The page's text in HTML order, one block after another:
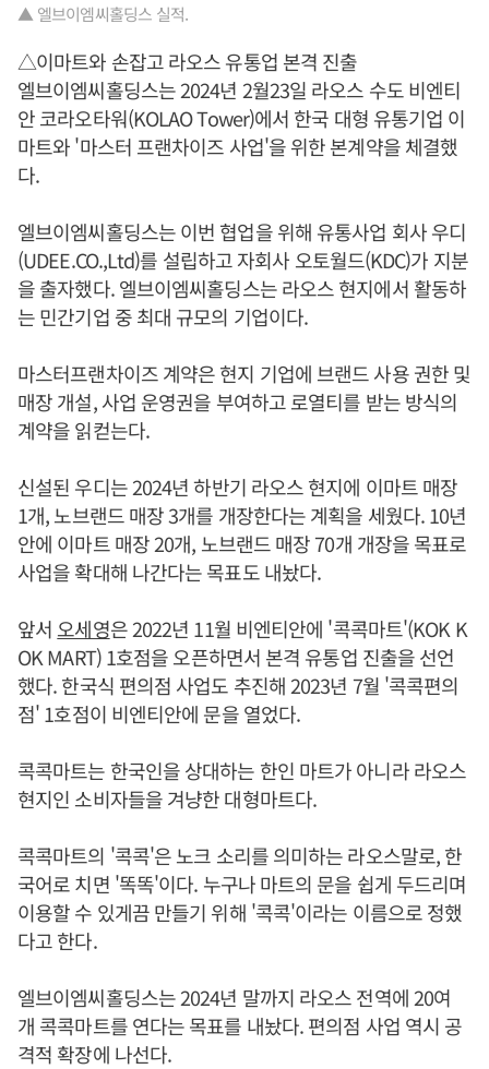
▲ 엘브이엠씨홀딩스 실적.
△이마트와 손잡고 라오스 유통업 본격 진출
엘브이엠씨홀딩스는 2024년 2월23일 라오스 수도 비엔티
안 코라오타워(KOLAO Tower)에서 한국 대형 유통기업 이
마트와 '마스터 프랜차이즈 사업'을 위한 본계약을 체결했
다.
엘브이엠씨홀딩스는 이번 협업을 위해 유통사업 회사 우디
(UDEE.CO.,Ltd)를 설립하고 자회사 오토월드(KDC)가 지분
을 출자했다. 엘브이엠씨홀딩스는 라오스 현지에서 활동하
는 민간기업 중 최대 규모의 기업이다.
마스터프랜차이즈 계약은 현지 기업에 브랜드 사용 권한 및
매장 개설, 사업 운영권을 부여하고 로열티를 받는 방식의
계약을 읽컫는다.
신설된 우디는 2024년 하반기 라오스 현지에 이마트 매장
1개, 노브랜드 매장 3개를 개장한다는 계획을 세웠다. 10년
안에 이마트 매장 20개, 노브랜드 매장 70개 개장을 목표로
사업을 확대해 나간다는 목표도 내놨다.
앞서 오세영은 2022년 11월 비엔티안에 '콕콕마트'(KOK K
OK MART) 1호점을 오픈하면서 본격 유통업 진출을 선언
했다. 한국식 편의점 사업도 추진해 2023년 7월 '콕콕편의
점' 1호점이 비엔티안에 문을 열었다.
콕콕마트는 한국인을 상대하는 한인 마트가 아니라 라오스
현지인 소비자들을 겨냥한 대형마트다.
콕콕마트의 '콕콕'은 노크 소리를 의미하는 라오스말로, 한
국어로 치면 '똑똑'이다. 누구나 마트의 문을 쉽게 두드리며
이용할 수 있게끔 만들기 위해 '콕콕'이라는 이름으로 정했
다고 한다.
엘브이엠씨홀딩스는 2024년 말까지 라오스 전역에 20여
개 콕콕마트를 연다는 목표를 내놨다. 편의점 사업 역시 공
격적 확장에 나선다.